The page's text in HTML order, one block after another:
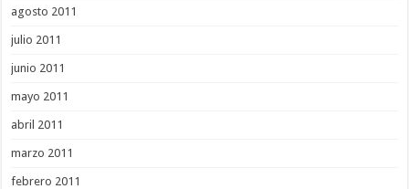
agosto 2011
julio 2011
junio 2011
mayo 2011
abril 2011
marzo 2011
febrero 2011